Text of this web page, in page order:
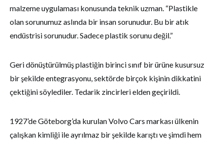
malzeme uygulaması konusunda teknik uzman. “Plastikle
olan sorunumuz aslında bir insan sorunudur. Bu bir atık
endüstrisi sorunudur. Sadece plastik sorunu değil.”
Geri dönüştürülmüş plastiğin birinci sınıf bir ürüne kusursuz
bir şekilde entegrasyonu, sektörde birçok kişinin dikkatini
çektiğini söylediler. Tedarik zincirleri elden geçirildi.
1927’de Göteborg’da kurulan Volvo Cars markası ülkenin
çalışkan kimliği ile ayrılmaz bir şekilde karıştı ve şimdi hem